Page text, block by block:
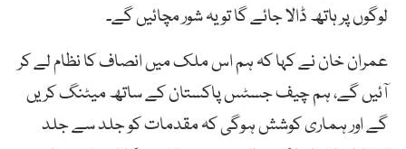
لوگوں پر ہاتھ ڈالا جائے گا تو یہ شور مچائیں گے۔
عمران خان نے کہا کہ ہم اس ملک میں انصاف کا نظام لے کر
آئیں گے، ہم چیف جسٹس پاکستان کے ساتھ میٹنگ کریں
گے اور ہماری کوشش ہوگی کہ مقدمات کو جلد سے جلد